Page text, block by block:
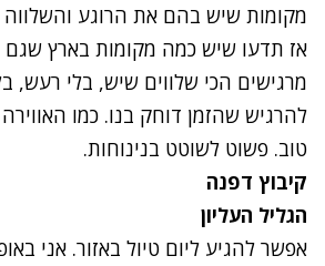
מקומות שיש בהם את הרוגע
אז תדעו שיש כמה מקומות בארץ שגם
מרגישים הכי שלווים שיש, בלי רעש,
להרגיש שהזמן דוחק בנו. כמו
טוב. פשוט לשוטט בנינוחות.
קיבוץ דפנה
הגליל העליון
אפשר להגיע ליום טיול באזור. אני